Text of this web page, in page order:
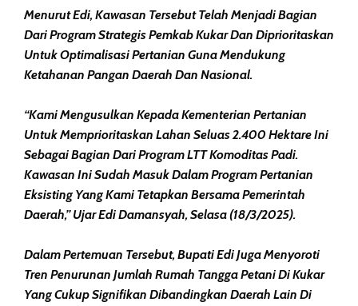
Menurut Edi, Kawasan Tersebut Telah Menjadi Bagian
Dari Program Strategis Pemkab Kukar Dan Diprioritaskan
Untuk Optimalisasi Pertanian Guna Mendukung
Ketahanan Pangan Daerah Dan Nasional.
“Kami Mengusulkan Kepada Kementerian Pertanian
Untuk Memprioritaskan Lahan Seluas 2.400 Hektare Ini
Sebagai Bagian Dari Program LTT Komoditas Padi.
Kawasan Ini Sudah Masuk Dalam Program Pertanian
Eksisting Yang Kami Tetapkan Bersama Pemerintah
Daerah,” Ujar Edi Damansyah, Selasa (18/3/2025).
Dalam Pertemuan Tersebut, Bupati Edi Juga Menyoroti
Tren Penurunan Jumlah Rumah Tangga Petani Di Kukar
Yang Cukup Signifikan Dibandingkan Daerah Lain Di